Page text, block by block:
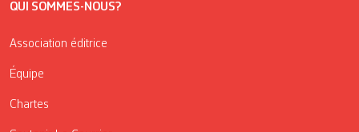
QUI SOMMES-NOUS?
Association éditrice
Équipe
Chartes